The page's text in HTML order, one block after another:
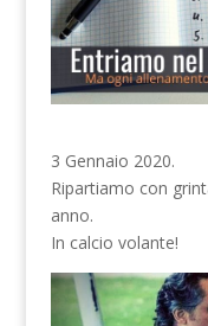
3 Gennaio 2020.
Ripartiamo con
anno.
In calcio volante!